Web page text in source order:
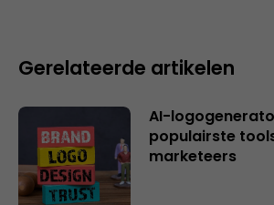
Gerelateerde artikelen
AI-
populairste
marketeers